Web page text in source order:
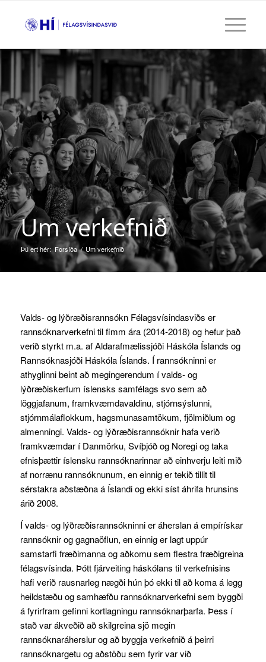
Um verkefnið
Þú ert hér: Forsíða / Um verkefnið
Valds- og lýðræðisrannsókn Félagsvísindasviðs er
rannsóknarverkefni til fimm ára (2014-2018) og hefur það
verið styrkt m.a. af Aldarafmælissjóði Háskóla Íslands og
Rannsóknasjóði Háskóla Íslands. Í rannsókninni er
athyglinni beint að megingerendum í valds- og
lýðræðiskerfum íslensks samfélags svo sem að
löggjafanum, framkvæmdavaldinu, stjórnsýslunni,
stjórnmálaflokkum, hagsmunasamtökum, fjölmiðlum og
almenningi. Valds- og lýðræðisrannsóknir hafa verið
framkvæmdar í Danmörku, Svíþjóð og Noregi og taka
efnisþættir íslensku rannsóknarinnar að einhverju leiti mið
af norrænu rannsóknunum, en einnig er tekið tillit til
sérstakra aðstæðna á Íslandi og ekki síst áhrifa hrunsins
árið 2008.
Í valds- og lýðræðisrannsókninni er áherslan á empírískar
rannsóknir og gagnaöflun, en einnig er lagt uppúr
samstarfi fræðimanna og aðkomu sem flestra fræðigreina
félagsvísinda. Þótt fjárveiting háskólans til verkefnisins
hafi verið rausnarleg nægði hún þó ekki til að koma á legg
heildstæðu og samhæfðu rannsóknarverkefni sem byggði
á fyrirfram gefinni kortlagningu rannsóknarþarfa. Þess í
stað var ákveðið að skilgreina sjö megin
rannsóknaráherslur og að byggja verkefnið á þeirri
rannsóknargetu og aðstöðu sem fyrir var við